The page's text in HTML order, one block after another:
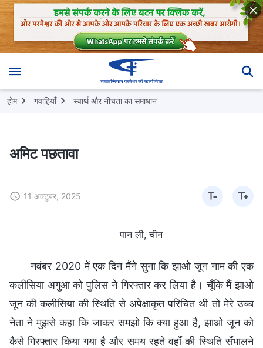
होम गवाहियाँ स्वार्थ और नीचता का समाधान
अमिट पछतावा
11 अक्टूबर, 2025
पान ली, चीन
नवंबर 2020 में एक दिन मैंने सुना कि झाओ जून नाम की एक
कलीसिया अगुआ को पुलिस ने गिरफ्तार कर लिया है। चूँकि मैं झाओ
जून की कलीसिया की स्थिति से अपेक्षाकृत परिचित थी तो मेरे उच्च
नेता ने मुझसे कहा कि जाकर समझो कि क्या हुआ है, झाओ जून को
कैसे गिरफ्तार किया गया है और समय रहते वहाँ की स्थिति सँभालने